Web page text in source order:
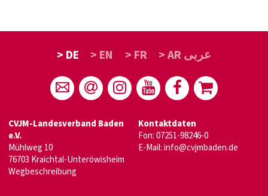
> DE > EN > FR > AR عربى
CVJM-Landesverband Baden
e.V.
Mühlweg 10
76703 Kraichtal-Unteröwisheim
Wegbeschreibung
Kontaktdaten
Fon: 07251-98246-0
E-Mail:info@cvjmbaden.de